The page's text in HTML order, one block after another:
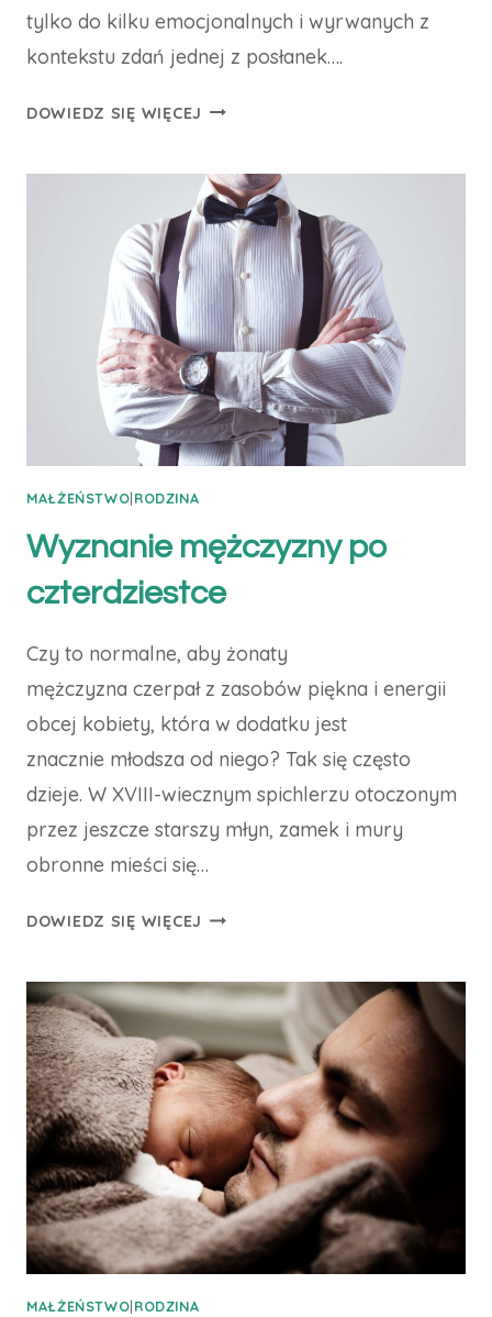
tylko do kilku emocjonalnych i wyrwanych z
kontekstu zdań jednej z posłanek….
DOWIEDZ SIĘ WIĘCEJ STRONNICZO
PARTNERSKICH
MAŁŻEŃSTWO|RODZINA
Wyznanie mężczyzny po
czterdziestce
Czy to normalne, aby żonaty
mężczyzna czerpał z zasobów piękna i energii
obcej kobiety, która w dodatku jest
znacznie młodsza od niego? Tak się często
dzieje. W XVIII-wiecznym spichlerzu otoczonym
przez jeszcze starszy młyn, zamek i mury
obronne mieści się…
DOWIEDZ SIĘ WIĘCEJ WYZNANIE
CZTERDZIESTCE
MAŁŻEŃSTWO|RODZINA